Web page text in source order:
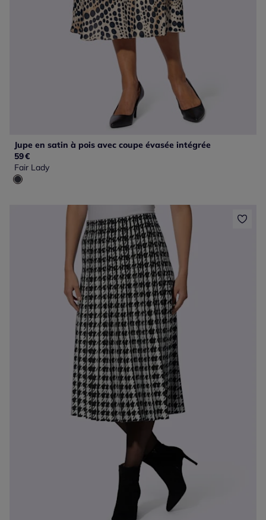
Jupe en satin à pois avec coupe évasée intégrée
59€
Fair Lady